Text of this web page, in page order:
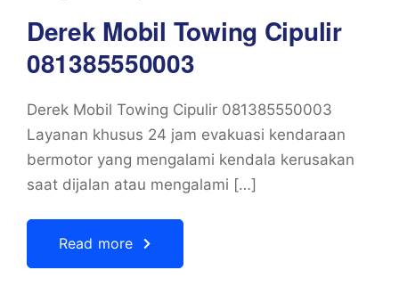
Derek Mobil Towing Cipulir
081385550003
Derek Mobil Towing Cipulir 081385550003
Layanan khusus 24 jam evakuasi kendaraan
bermotor yang mengalami kendala kerusakan
saat dijalan atau mengalami […]
Read more